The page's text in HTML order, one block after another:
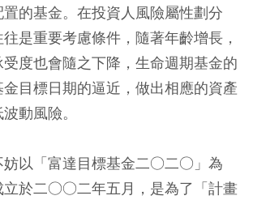
的基金。在投資人風險屬性劃分
是重要考慮條件，隨著年齡增長，
度也會隨之下降，生命週期基金的
目標日期的逼近，做出相應的資產
動風險。
妨以「富達目標基金二○二○」為
立於二○○二年五月，是為了「計畫